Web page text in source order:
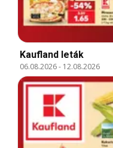
Kaufland leták
06.08.2026- 12.08.2026